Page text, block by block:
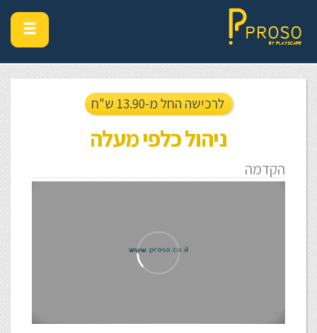
לרכישה החל מ-13.90 ש"ח
ניהול כלפי מעלה
הקדמה